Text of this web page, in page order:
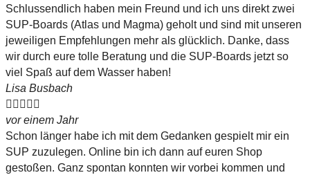
Schlussendlich haben mein Freund und ich uns direkt zwei
SUP-Boards (Atlas und Magma) geholt und sind mit unseren
jeweiligen Empfehlungen mehr als glücklich. Danke, dass
wir durch eure tolle Beratung und die SUP-Boards jetzt so
viel Spaß auf dem Wasser haben!
Lisa Busbach
    
vor einem Jahr
Schon länger habe ich mit dem Gedanken gespielt mir ein
SUP zuzulegen. Online bin ich dann auf euren Shop
gestoßen. Ganz spontan konnten wir vorbei kommen und